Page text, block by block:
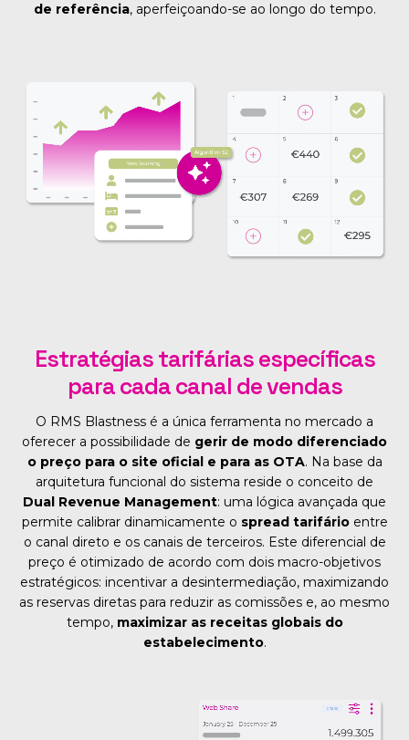
de referência, aperfeiçoando-se ao longo do tempo.
Estratégias tarifárias específicas
para cada canal de vendas
O RMS Blastness é a única ferramenta no mercado a
oferecer a possibilidade de gerir de modo diferenciado
o preço para o site oficial e para as OTA. Na base da
arquitetura funcional do sistema reside o conceito de
Dual Revenue Management: uma lógica avançada que
permite calibrar dinamicamente o spread tarifárioentre
o canal direto e os canais de terceiros. Este diferencial de
preço é otimizado de acordo com dois macro-objetivos
estratégicos: incentivar a desintermediação, maximizando
as reservas diretas para reduzir as comissões e, ao mesmo
tempo, maximizar as receitas globais do
estabelecimento.